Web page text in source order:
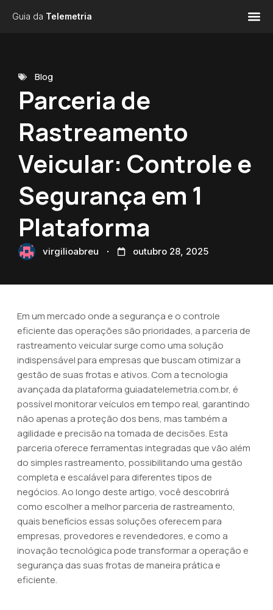
Guia da Telemetria
Blog
Parceria de
Rastreamento
Veicular: Controle e
Segurança em 1
Plataforma
virgilioabreu outubro 28, 2025
Em um mercado onde a segurança e o controle
eficiente das operações são prioridades, a parceria de
rastreamento veicular surge como uma solução
indispensável para empresas que buscam otimizar a
gestão de suas frotas e ativos. Com a tecnologia
avançada da plataforma guiadatelemetria.com.br, é
possível monitorar veículos em tempo real, garantindo
não apenas a proteção dos bens, mas também a
agilidade e precisão na tomada de decisões. Esta
parceria oferece ferramentas integradas que vão além
do simples rastreamento, possibilitando uma gestão
completa e escalável para diferentes tipos de
negócios. Ao longo deste artigo, você descobrirá
como escolher a melhor parceria de rastreamento,
quais benefícios essas soluções oferecem para
empresas, provedores e revendedores, e como a
inovação tecnológica pode transformar a operação e
segurança das suas frotas de maneira prática e
eficiente.